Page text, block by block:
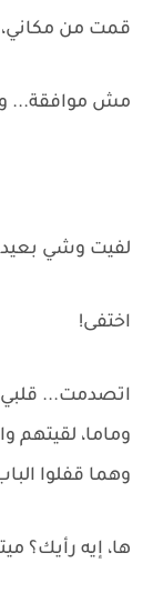
قمت من مكاني،
مش موافقة...
لفيت وشي
اختفى!
اتصدمت...
وماما، لقيتهم
وهما قفلوا
ها، إيه رأيك؟